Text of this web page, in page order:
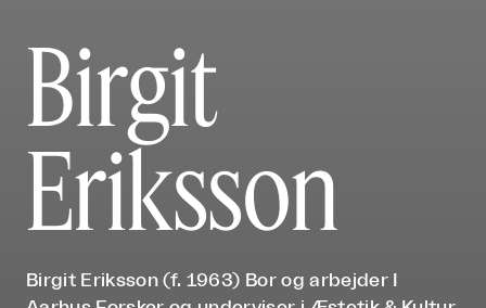
Birgit
Eriksson
Birgit Eriksson (f. 1963) Bor og arbejder I